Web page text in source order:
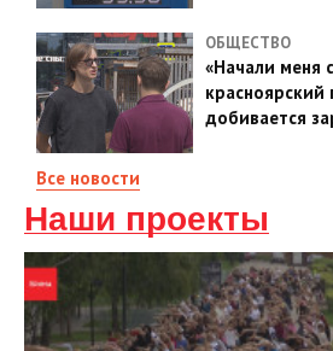
ОБЩЕСТВО
«Начали меня
красноярский
добивается
Все новости
Наши проекты